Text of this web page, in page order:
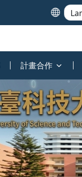
計畫合作